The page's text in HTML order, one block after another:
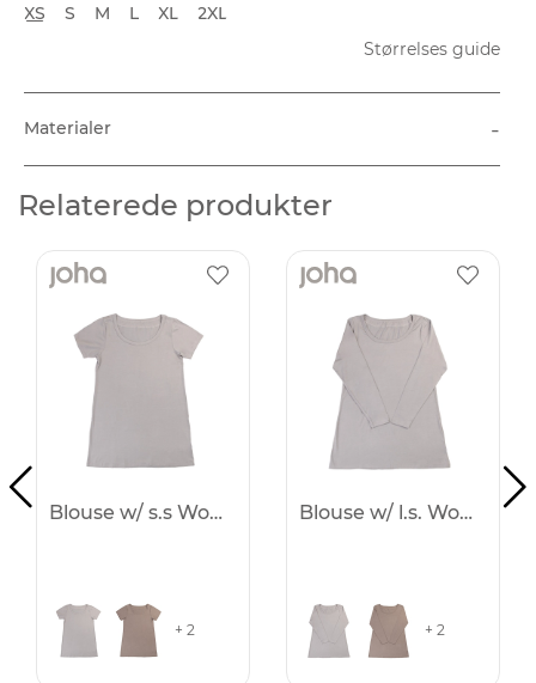
XS
S M L XL
2XL
Størrelses guide
Materialer -
Relaterede produkter
Blouse w/ s.s Women
+ 2
Blouse w/ l.s. Women
+ 2